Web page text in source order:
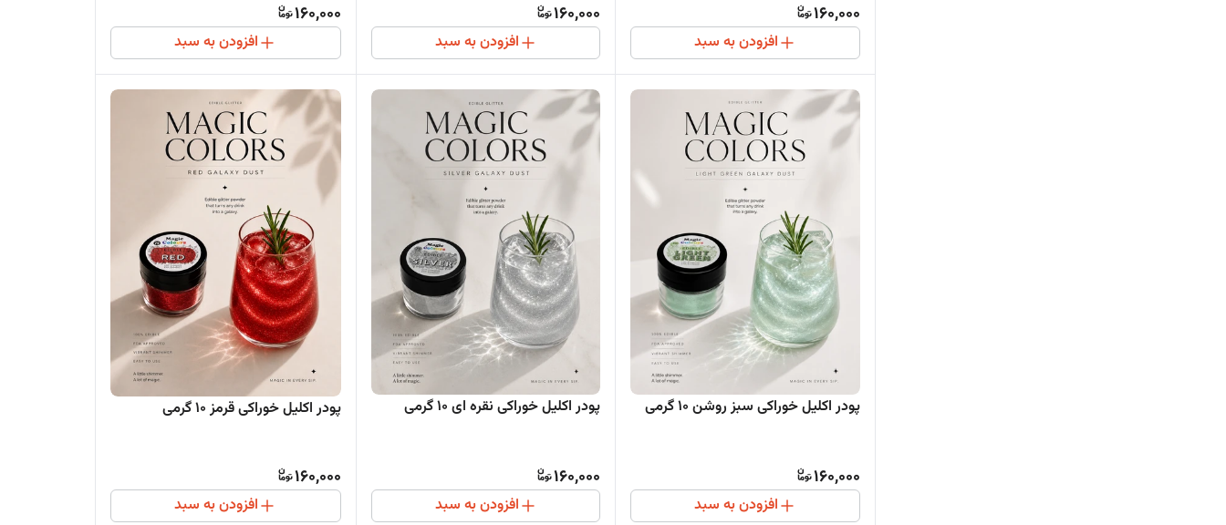
160,000
افزودن به سبد
160,000
افزودن به سبد
160,000
افزودن به سبد
پودر اکلیل خوراکی سبز روشن ۱۰ گرمی
160,000
افزودن به سبد
پودر اکلیل خوراکی نقره ای ۱۰ گرمی
160,000
افزودن به سبد
پودر اکلیل خوراکی قرمز ۱۰ گرمی
160,000
افزودن به سبد